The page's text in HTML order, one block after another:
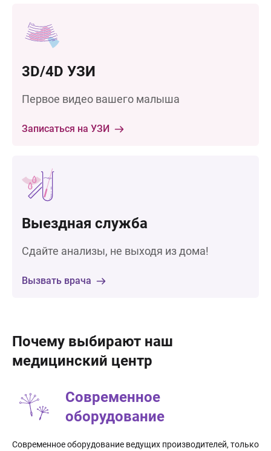
3D/4D УЗИ
Первое видео вашего малыша
Записаться на УЗИ
Выездная служба
Сдайте анализы, не выходя из дома!
Вызвать врача
Почему выбирают наш
медицинский центр
Современное
оборудование
Современное оборудование ведущих производителей, только